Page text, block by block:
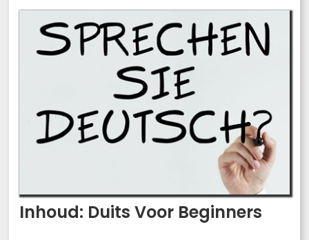
Inhoud: Duits Voor Beginners